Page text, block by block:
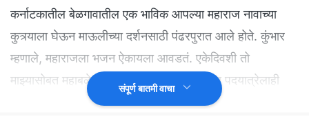
कर्नाटकातील बेळगावातील एक भाविक आपल्या महाराज नावाच्या
कुत्र्याला घेऊन माऊलीच्या दर्शनसाठी पंढरपुरात आले होते. कुंभार
म्हणाले, महाराजला भजन ऐकायला आवडतं. एकेदिवशी तो
माझ्यासोबत महाबळेश्वरजवळील ज्योतिबा मंदिराच्या पदयात्रेलाही
आला होता. जूनच्या शेवटच्या आठवड्यात कमलेश कुंभार पंढरपुरला
संपूर्ण बातमी वाचा